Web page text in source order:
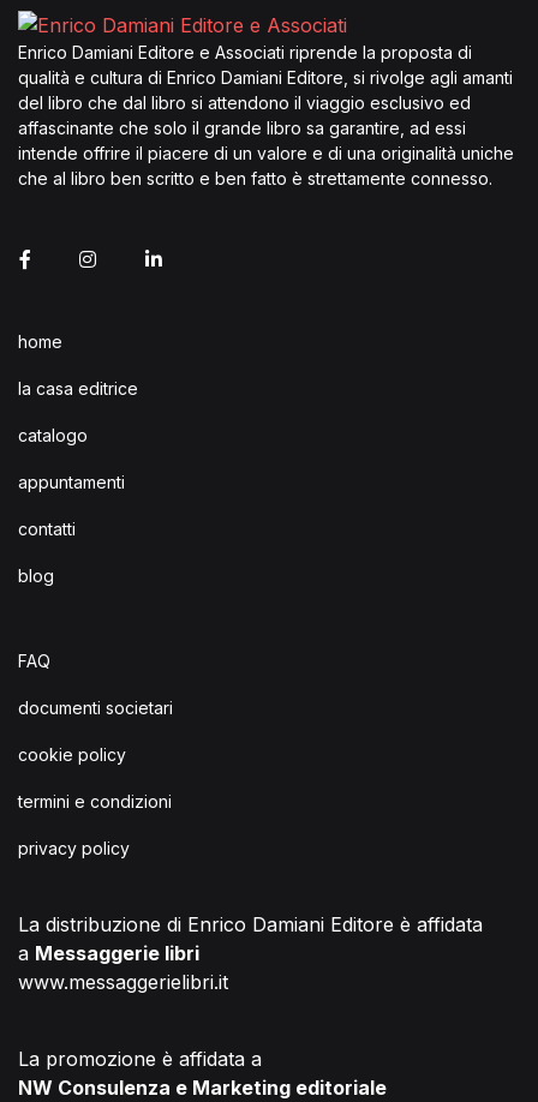
Enrico Damiani Editore e Associati riprende la proposta di
qualità e cultura di Enrico Damiani Editore, si rivolge agli amanti
del libro che dal libro si attendono il viaggio esclusivo ed
affascinante che solo il grande libro sa garantire, ad essi
intende offrire il piacere di un valore e di una originalità uniche
che al libro ben scritto e ben fatto è strettamente connesso.
home
la casa editrice
catalogo
appuntamenti
contatti
blog
FAQ
documenti societari
cookie policy
termini e condizioni
privacy policy
La distribuzione di Enrico Damiani Editore è affidata
a Messaggerie libri
www.messaggerielibri.it
La promozione è affidata a
NW Consulenza e Marketing editoriale